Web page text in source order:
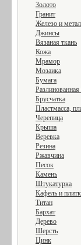
Золото
Гранит
Железо и метал
Джинсы
Вязаная ткань
Кожа
Мрамор
Мозаика
Бумага
Брусчатка
Пластмасса,
Черепица
Крыша
Веревка
Резина
Ржавчина
Песок
Камень
Штукатурка
Кафель и
Титан
Бархат
Дерево
Шерсть
Цинк